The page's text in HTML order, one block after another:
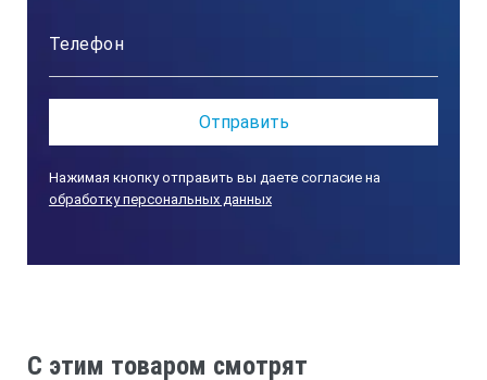
Нажимая кнопку отправить вы даете согласие на
обработку персональных данных
C этим товаром смотрят